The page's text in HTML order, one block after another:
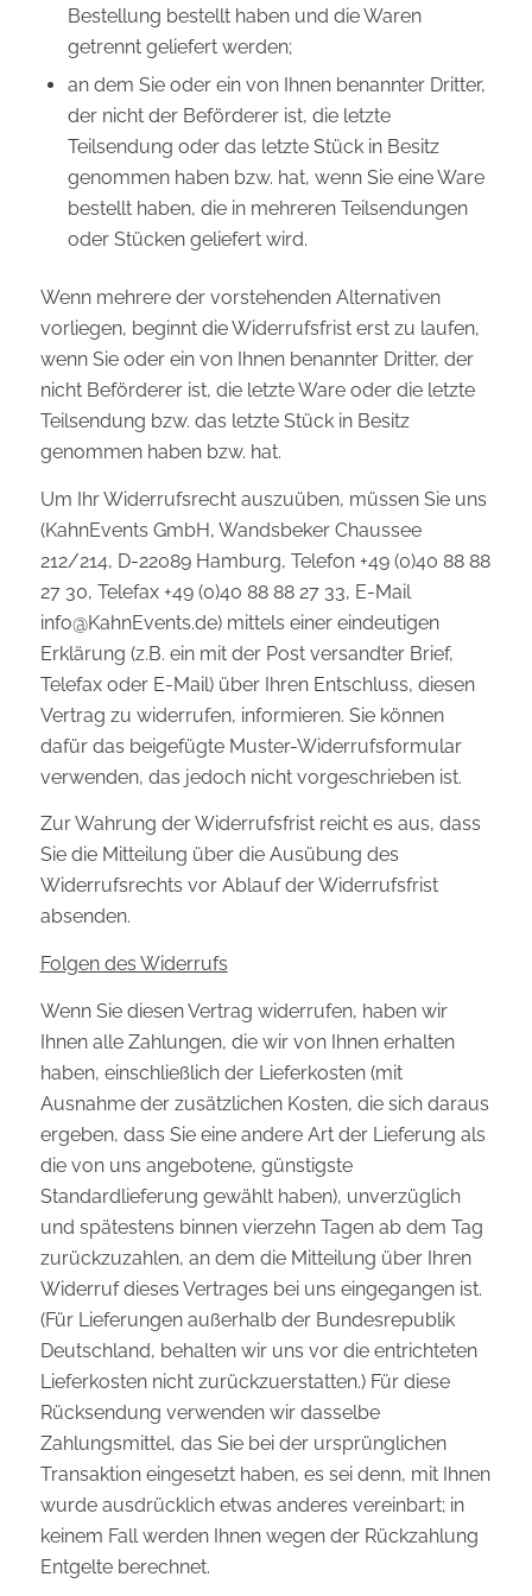
Bestellung bestellt haben und die Waren
getrennt geliefert werden;
an dem Sie oder ein von Ihnen benannter Dritter,
der nicht der Beförderer ist, die letzte
Teilsendung oder das letzte Stück in Besitz
genommen haben bzw. hat, wenn Sie eine Ware
bestellt haben, die in mehreren Teilsendungen
oder Stücken geliefert wird.
Wenn mehrere der vorstehenden Alternativen
vorliegen, beginnt die Widerrufsfrist erst zu laufen,
wenn Sie oder ein von Ihnen benannter Dritter, der
nicht Beförderer ist, die letzte Ware oder die letzte
Teilsendung bzw. das letzte Stück in Besitz
genommen haben bzw. hat.
Um Ihr Widerrufsrecht auszuüben, müssen Sie uns
(KahnEvents GmbH, Wandsbeker Chaussee
212/214, D-22089 Hamburg, Telefon +49 (0)40 88 88
27 30, Telefax +49 (0)40 88 88 27 33, E-Mail
info@KahnEvents.de) mittels einer eindeutigen
Erklärung (z.B. ein mit der Post versandter Brief,
Telefax oder E-Mail) über Ihren Entschluss, diesen
Vertrag zu widerrufen, informieren. Sie können
dafür das beigefügte Muster-Widerrufsformular
verwenden, das jedoch nicht vorgeschrieben ist.
Zur Wahrung der Widerrufsfrist reicht es aus, dass
Sie die Mitteilung über die Ausübung des
Widerrufsrechts vor Ablauf der Widerrufsfrist
absenden.
Folgen des Widerrufs
Wenn Sie diesen Vertrag widerrufen, haben wir
Ihnen alle Zahlungen, die wir von Ihnen erhalten
haben, einschließlich der Lieferkosten (mit
Ausnahme der zusätzlichen Kosten, die sich daraus
ergeben, dass Sie eine andere Art der Lieferung als
die von uns angebotene, günstigste
Standardlieferung gewählt haben), unverzüglich
und spätestens binnen vierzehn Tagen ab dem Tag
zurückzuzahlen, an dem die Mitteilung über Ihren
Widerruf dieses Vertrages bei uns eingegangen ist.
(Für Lieferungen außerhalb der Bundesrepublik
Deutschland, behalten wir uns vor die entrichteten
Lieferkosten nicht zurückzuerstatten.) Für diese
Rücksendung verwenden wir dasselbe
Zahlungsmittel, das Sie bei der ursprünglichen
Transaktion eingesetzt haben, es sei denn, mit Ihnen
wurde ausdrücklich etwas anderes vereinbart; in
keinem Fall werden Ihnen wegen der Rückzahlung
Entgelte berechnet.